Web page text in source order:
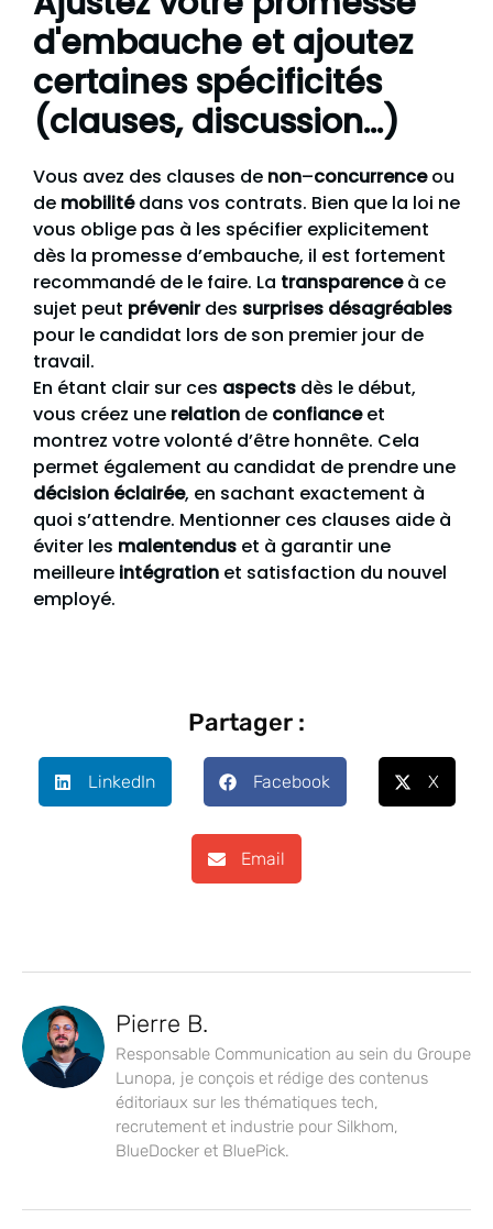
d'embauche et ajoutez
certaines spécificités
(clauses, discussion…)
Vous avez des clauses de non–concurrenceou
de mobilitédans vos contrats. Bien que la loi ne
vous oblige pas à les spécifier explicitement
dès la promesse d’embauche, il est fortement
recommandé de le faire. La transparenceà ce
sujet peut prévenirdes surprises désagréables
pour le candidat lors de son premier jour de
travail.
En étant clair sur ces aspects dès le début,
vous créez une relation de confianceet
montrez votre volonté d’être honnête. Cela
permet également au candidat de prendre une
décision éclairée, en sachant exactement à
quoi s’attendre. Mentionner ces clauses aide à
éviter les malentendus et à garantir une
meilleure intégration et satisfaction du nouvel
employé.
Partager :
LinkedIn Facebook X
Email
Pierre B.
Responsable Communication au sein du Groupe
Lunopa, je conçois et rédige des contenus
éditoriaux sur les thématiques tech,
recrutement et industrie pour Silkhom,
BlueDocker et BluePick.